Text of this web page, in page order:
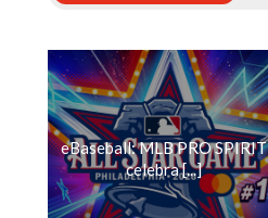
eBaseball: MLB PRO SPIRIT
celebra [...]